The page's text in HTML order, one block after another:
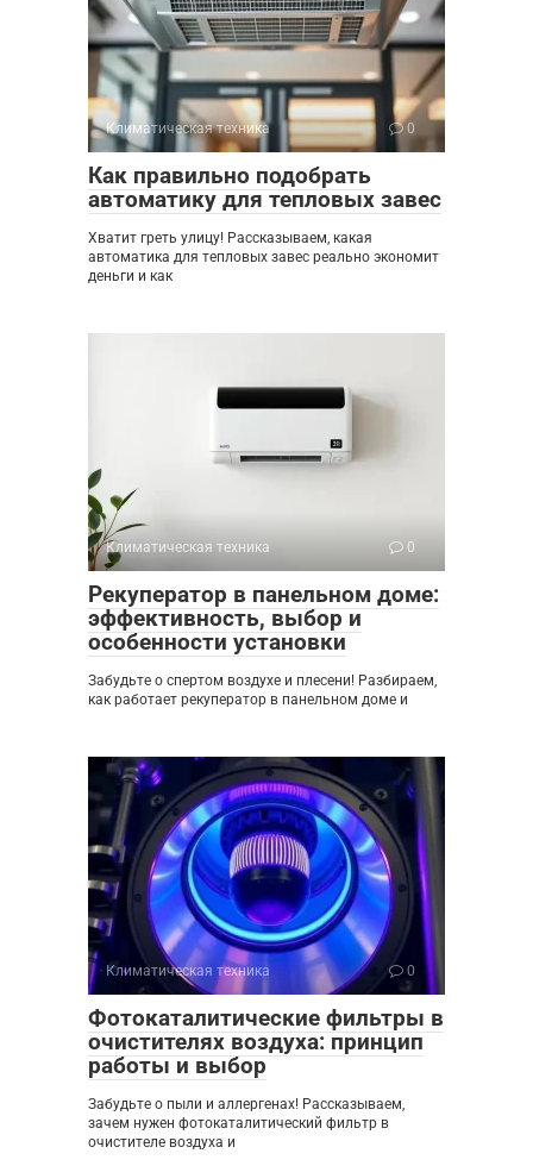
Климатическая техника 0
Как правильно подобрать
автоматику для тепловых завес
Хватит греть улицу! Рассказываем, какая
автоматика для тепловых завес реально экономит
деньги и как
Климатическая техника 0
Рекуператор в панельном доме:
эффективность, выбор и
особенности установки
Забудьте о спертом воздухе и плесени! Разбираем,
как работает рекуператор в панельном доме и
Климатическая техника 0
Фотокаталитические фильтры в
очистителях воздуха: принцип
работы и выбор
Забудьте о пыли и аллергенах! Рассказываем,
зачем нужен фотокаталитический фильтр в
очистителе воздуха и